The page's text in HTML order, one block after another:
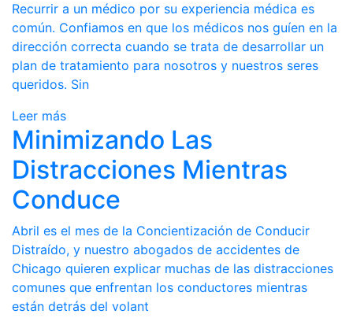
Recurrir a un médico por su experiencia médica es
común. Confiamos en que los médicos nos guíen en la
dirección correcta cuando se trata de desarrollar un
plan de tratamiento para nosotros y nuestros seres
queridos. Sin
Leer más
Minimizando Las
Distracciones Mientras
Conduce
Abril es el mes de la Concientización de Conducir
Distraído, y nuestro abogados de accidentes de
Chicago quieren explicar muchas de las distracciones
comunes que enfrentan los conductores mientras
están detrás del volant